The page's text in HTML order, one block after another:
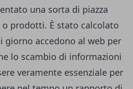
una sorta di piazza
prodotti. È stato calcolato
accedono al web per
lo scambio di informazioni
veramente essenziale per